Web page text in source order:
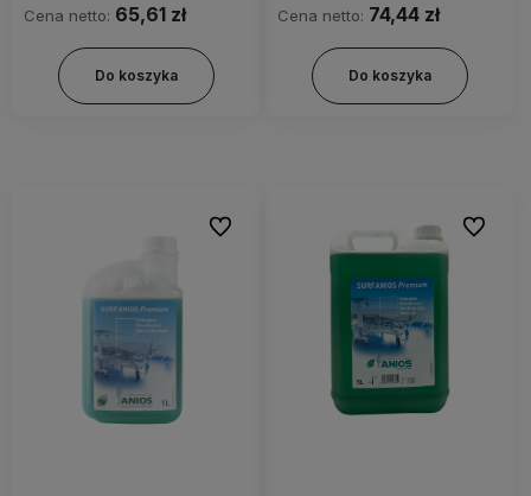
Cena netto: 65,61 zł
Do koszyka
Cena netto: 74,44 zł
Do koszyka
Do ulubionych Do